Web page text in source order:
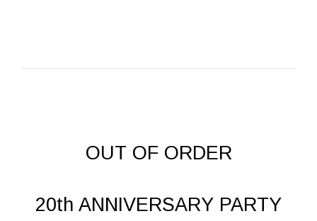
OUT OF ORDER
20th ANNIVERSARY PARTY